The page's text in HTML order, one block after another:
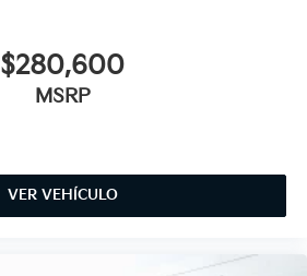
$280,600
MSRP
VER VEHÍCULO